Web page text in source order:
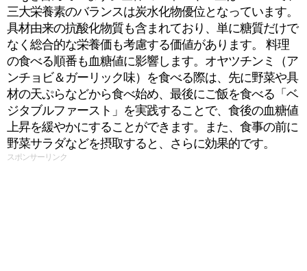
三大栄養素のバランスは炭水化物優位となっています。
具材由来の抗酸化物質も含まれており、単に糖質だけで
なく総合的な栄養価も考慮する価値があります。 料理
の食べる順番も血糖値に影響します。オヤツチンミ（ア
ンチョビ＆ガーリック味）を食べる際は、先に野菜や具
材の天ぷらなどから食べ始め、最後にご飯を食べる「ベ
ジタブルファースト」を実践することで、食後の血糖値
上昇を緩やかにすることができます。また、食事の前に
野菜サラダなどを摂取すると、さらに効果的です。
スポンサーリンク